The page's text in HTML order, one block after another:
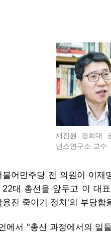
채진원 경희대
넌스연구소 교수
어민주당 전 의원이 이
대 총선을 앞두고 이 대
진 죽이기 정치'의 부당함
에서 "총선 과정에서의 일